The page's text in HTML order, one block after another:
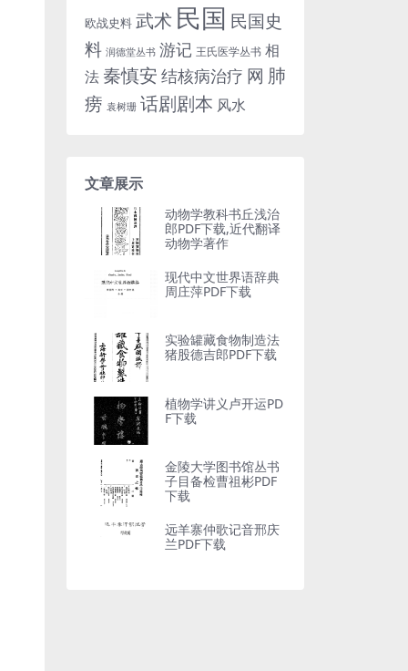
欧战史料 武术 民国 民国史
料 润德堂丛书 游记 王氏医学丛书 相
法 秦慎安 结核病治疗 网 肺
痨 袁树珊 话剧剧本 风水
文章展示
动物学教科书丘浅治
郎PDF下载,近代翻译
动物学著作
现代中文世界语辞典
周庄萍PDF下载
实验罐藏食物制造法
猪股德吉郎PDF下载
植物学讲义卢开运PD
F下载
金陵大学图书馆丛书
子目备检曹祖彬PDF
下载
远羊寨仲歌记音邢庆
兰PDF下载